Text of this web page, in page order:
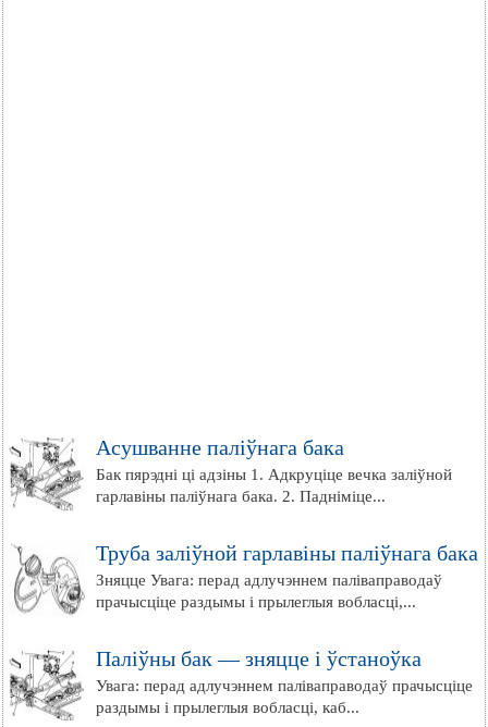
Асушванне паліўнага бака
Бак пярэдні ці адзіны 1. Адкруціце вечка заліўной
гарлавіны паліўнага бака. 2. Падніміце...
Труба заліўной гарлавіны паліўнага бака
Зняцце Увага: перад адлучэннем паліваправодаў
прачысціце раздымы і прылеглыя вобласці,...
Паліўны бак — зняцце і ўстаноўка
Увага: перад адлучэннем паліваправодаў прачысціце
раздымы і прылеглыя вобласці, каб...